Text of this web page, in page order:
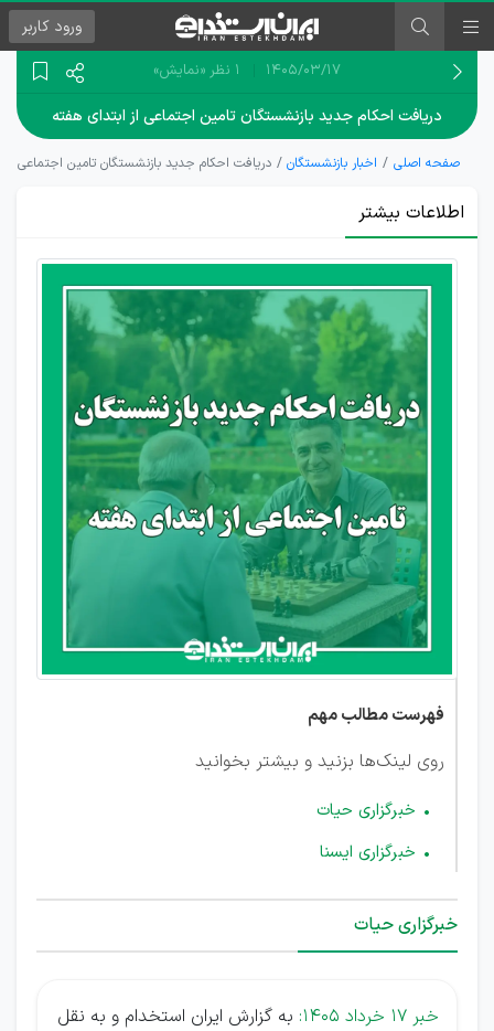
ورود کاربر
۱۴۰۵/۰۳/۱۷ 1 نظر «نمایش»
دریافت احکام جدید بازنشستگان تامین اجتماعی از ابتدای هفته
صفحه اصلی اخبار بازنشستگان دریافت احکام جدید بازنشستگان تامین اجتماعی از
اطلاعات بیشتر
احکام سال
1405
بازنشستگان
در حال
صدور است
فهرست مطالب مهم
روی لینک‌ها بزنید و بیشتر بخوانید
خبرگزاری حیات
خبرگزاری ایسنا
خبرگزاری حیات
خبر 17 خرداد 1405:
به گزارش ایران استخدام و به نقل